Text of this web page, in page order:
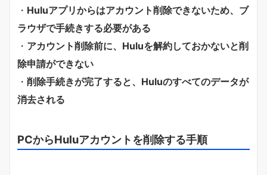
・ Huluアプリからはアカウント削除できないため、ブ
ラウザで手続きする必要がある
・ アカウント削除前に、Huluを解約しておかないと削
除申請ができない
・ 削除手続きが完了すると、Huluのすべてのデータが
消去される
PCからHuluアカウントを削除する手順